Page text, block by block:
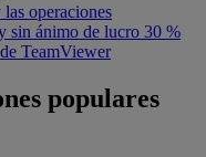
operaciones
sin ánimo de lucro 30 %
TeamViewer
populares